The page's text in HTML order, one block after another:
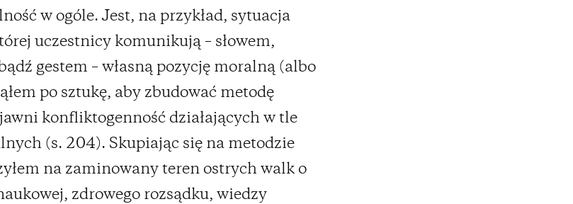
w ogóle. Jest, na przykład, sytuacja
uczestnicy komunikują – słowem,
gestem – własną pozycję moralną (albo
po sztukę, aby zbudować metodę
konfliktogenność działających w tle
(s. 204). Skupiając się na metodzie
na zaminowany teren ostrych walk o
zdrowego rozsądku, wiedzy